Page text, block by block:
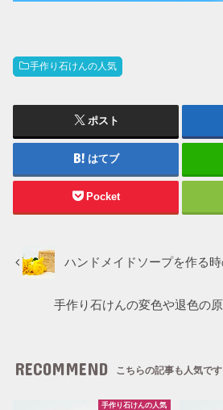
手作り石けんの人気
ポスト
はてブ
Pocket
ハンドメイドソープを作る
手作り石けんの変色や退色の
RECOMMEND こちらの記事も人気です
手作り石けんの人気